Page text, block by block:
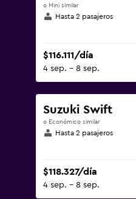
o Mini similar
Hasta 2 pasajeros
$116.111/día
4 sep. - 8 sep.
Suzuki Swift
o Económico similar
Hasta 2 pasajeros
$118.327/día
4 sep. - 8 sep.